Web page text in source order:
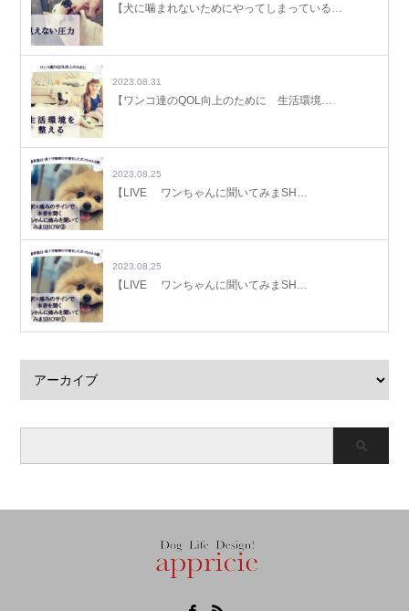
【犬に噛まれないためにやってしまっている…
2023.08.31
【ワンコ達のQOL向上のために 生活環境…
2023.08.25
【LIVE ワンちゃんに聞いてみまSH…
2023.08.25
【LIVE ワンちゃんに聞いてみまSH…